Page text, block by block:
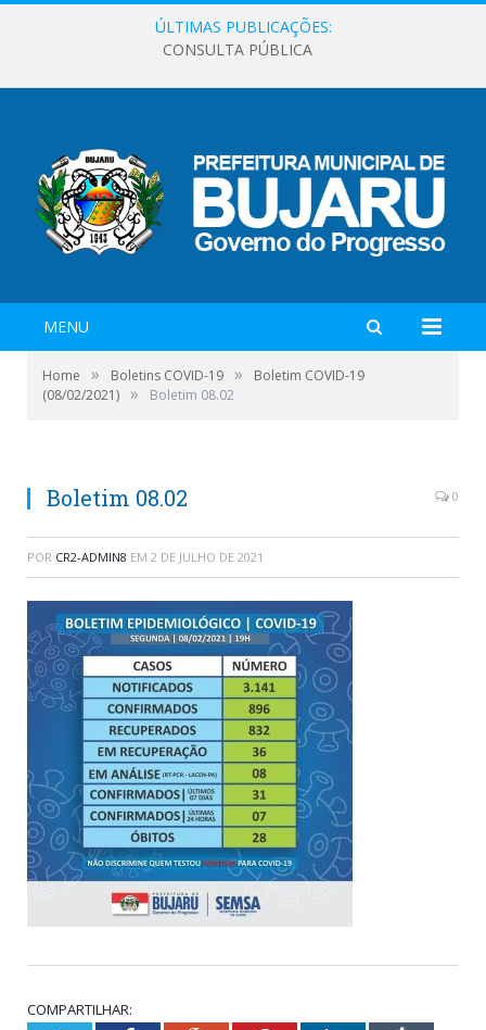
ÚLTIMAS PUBLICAÇÕES:
CONSULTA PÚBLICA
MENU
Home » Boletins COVID-19 »
Boletim COVID-19
(08/02/2021) » Boletim 08.02
Boletim 08.02 0
POR CR2-ADMIN8 EM 2 DE JULHO DE 2021
COMPARTILHAR: